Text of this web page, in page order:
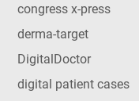
congress x-press
derma-target
DigitalDoctor
digital patient cases